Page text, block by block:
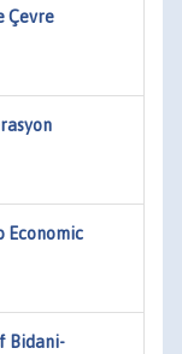
Çevre
Economic
Bidani-